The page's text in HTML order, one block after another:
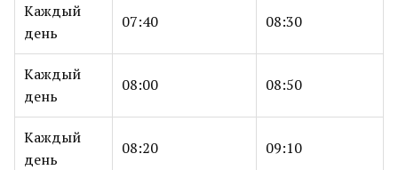
Каждый
день
07:40 08:30
Каждый
день
08:00 08:50
Каждый
день
08:20 09:10